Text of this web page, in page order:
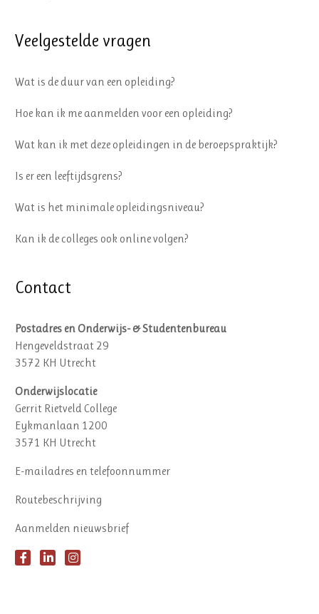
Veelgestelde vragen
Wat is de duur van een opleiding?
Hoe kan ik me aanmelden voor een opleiding?
Wat kan ik met deze opleidingen in de beroepspraktijk?
Is er een leeftijdsgrens?
Wat is het minimale opleidingsniveau?
Kan ik de colleges ook online volgen?
Contact
Postadres en Onderwijs- & Studentenbureau
Hengeveldstraat 29
3572 KH Utrecht
Onderwijslocatie
Gerrit Rietveld College
Eykmanlaan 1200
3571 KH Utrecht
E-mailadres en telefoonnummer
Routebeschrijving
Aanmelden nieuwsbrief